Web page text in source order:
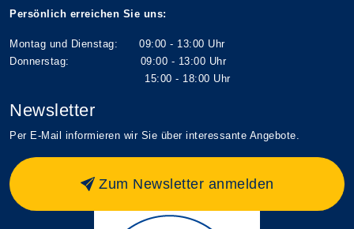
Persönlich erreichen Sie uns:
Montag und Dienstag: 09:00 - 13:00 Uhr
Donnerstag: 09:00 - 13:00 Uhr
15:00 - 18:00 Uhr
Newsletter
Per E-Mail informieren wir Sie über interessante Angebote.
Zum Newsletter anmelden